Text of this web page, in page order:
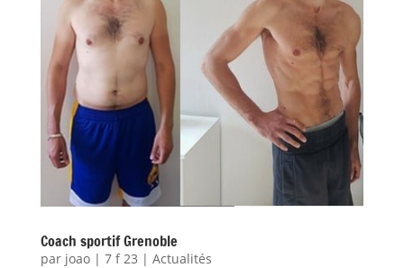
Coach sportif Grenoble
par joao| 7 f 23 | Actualités